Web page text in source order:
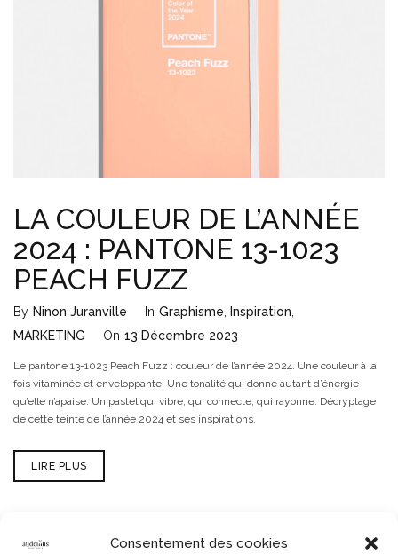
Consentement des cookies
LA COULEUR DE L’ANNÉE
2024 : PANTONE 13-1023
PEACH FUZZ
By Ninon Juranville In Graphisme Inspiration
MARKETING
On 13 Décembre 2023
Le pantone 13-1023 Peach Fuzz : couleur de l’année 2024. Une couleur à la
fois vitaminée et enveloppante. Une tonalité qui donne autant d’énergie
qu’elle n’apaise. Un pastel qui vibre, qui connecte, qui rayonne. Décryptage
de cette teinte de l’année 2024 et ses inspirations.
LIRE PLUS